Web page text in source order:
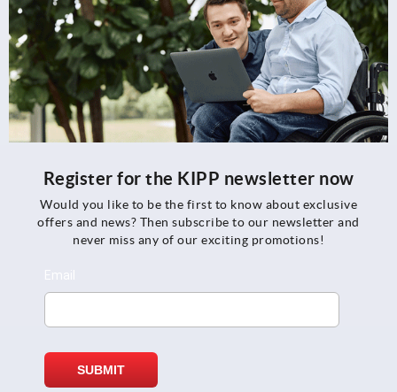
Register for the KIPP newsletter now
Would you like to be the first to know about exclusive
offers and news? Then subscribe to our newsletter and
never miss any of our exciting promotions!